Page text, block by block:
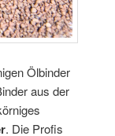
Ölbinder
aus der
. Die Profis